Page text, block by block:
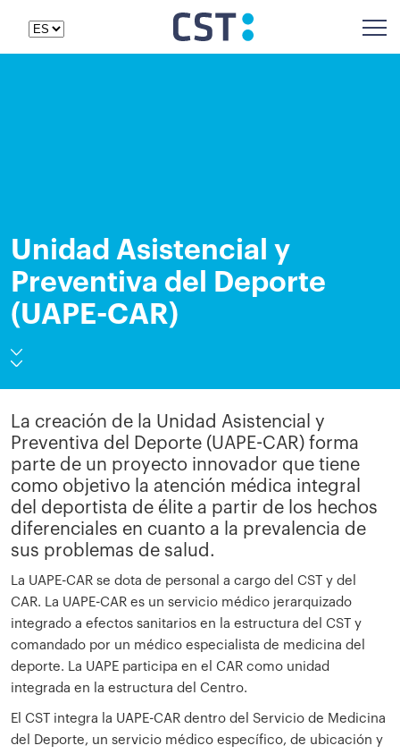
Unidad Asistencial y
Preventiva del Deporte
(UAPE-CAR)
La creación de la Unidad Asistencial y
Preventiva del Deporte (UAPE-CAR) forma
parte de un proyecto innovador que tiene
como objetivo la atención médica integral
del deportista de élite a partir de los hechos
diferenciales en cuanto a la prevalencia de
sus problemas de salud.
La UAPE-CAR se dota de personal a cargo del CST y del
CAR. La UAPE-CAR es un servicio médico jerarquizado
integrado a efectos sanitarios en la estructura del CST y
comandado por un médico especialista de medicina del
deporte. La UAPE participa en el CAR como unidad
integrada en la estructura del Centro.
El CST integra la UAPE-CAR dentro del Servicio de Medicina
del Deporte, un servicio médico específico, de ubicación y